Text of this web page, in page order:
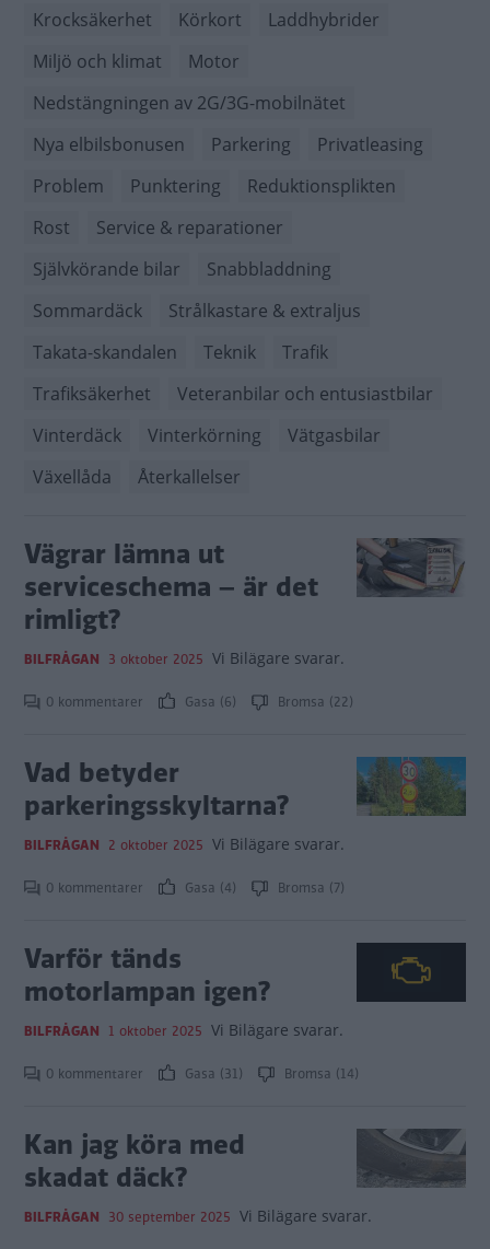
Krocksäkerhet
Körkort
Laddhybrider
Miljö och klimat
Motor
Nedstängningen av 2G/3G-mobilnätet
Nya elbilsbonusen
Parkering
Privatleasing
Problem
Punktering
Reduktionsplikten
Rost
Service & reparationer
Självkörande bilar
Snabbladdning
Sommardäck
Strålkastare & extraljus
Takata-skandalen
Teknik
Trafik
Trafiksäkerhet
Veteranbilar och entusiastbilar
Vinterdäck
Vinterkörning
Vätgasbilar
Växellåda
Återkallelser
Vägrar lämna ut
serviceschema – är det
rimligt?
BILFRÅGAN 3 oktober 2025 Vi Bilägare svarar.
0 kommentarer Gasa (6) Bromsa (22)
Vad betyder
parkeringsskyltarna?
BILFRÅGAN 2 oktober 2025 Vi Bilägare svarar.
0 kommentarer Gasa (4) Bromsa (7)
Varför tänds
motorlampan igen?
BILFRÅGAN 1 oktober 2025 Vi Bilägare svarar.
0 kommentarer Gasa (31) Bromsa (14)
Kan jag köra med
skadat däck?
BILFRÅGAN 30 september 2025 Vi Bilägare svarar.